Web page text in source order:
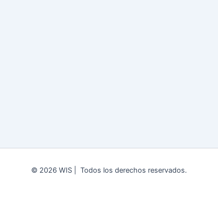
© 2026 WIS | Todos los derechos reservados.